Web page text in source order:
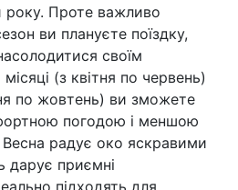
року. Проте важливо
ви плануєте поїздку,
своїм
(з квітня по червень)
по жовтень) ви зможете
погодою і меншою
Весна радує око яскравими
дарує приємні
підходять для